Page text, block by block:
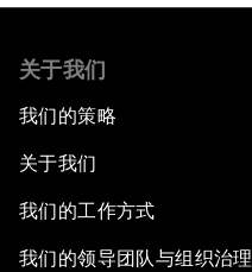
关于我们
我们的策略
关于我们
我们的工作方式
我们的领导团队与组织治理